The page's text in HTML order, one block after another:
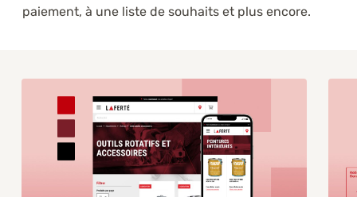
paiement, à une liste de souhaits et plus encore.